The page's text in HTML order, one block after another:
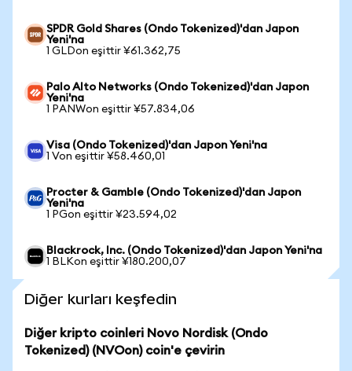
SPDR Gold Shares (Ondo Tokenized)'dan Japon
Yeni'na
1 GLDon eşittir ¥61.362,75
Palo Alto Networks (Ondo Tokenized)'dan Japon
Yeni'na
1 PANWon eşittir ¥57.834,06
Visa (Ondo Tokenized)'dan Japon Yeni'na
1 Von eşittir ¥58.460,01
Procter & Gamble (Ondo Tokenized)'dan Japon
Yeni'na
1 PGon eşittir ¥23.594,02
Blackrock, Inc. (Ondo Tokenized)'dan Japon Yeni'na
1 BLKon eşittir ¥180.200,07
Diğer kurları keşfedin
Diğer kripto coinleri Novo Nordisk (Ondo
Tokenized) (NVOon) coin'e çevirin